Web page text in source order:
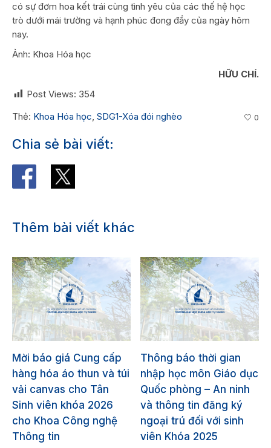
có sự đơm hoa kết trái cùng tình yêu của các thế hệ học
trò dưới mái trường và hạnh phúc đong đầy của ngày hôm
nay.
Ảnh: Khoa Hóa học
HỮU CHÍ.
Post Views: 354
Thẻ: Khoa Hóa học, SDG1-Xóa đói nghèo 0
Chia sẻ bài viết:
Thêm bài viết khác
Mời báo giá Cung cấp
hàng hóa áo thun và túi
vải canvas cho Tân
Sinh viên khóa 2026
cho Khoa Công nghệ
Thông tin
Thông báo thời gian
nhập học môn Giáo dục
Quốc phòng – An ninh
và thông tin đăng ký
ngoại trú đối với sinh
viên Khóa 2025